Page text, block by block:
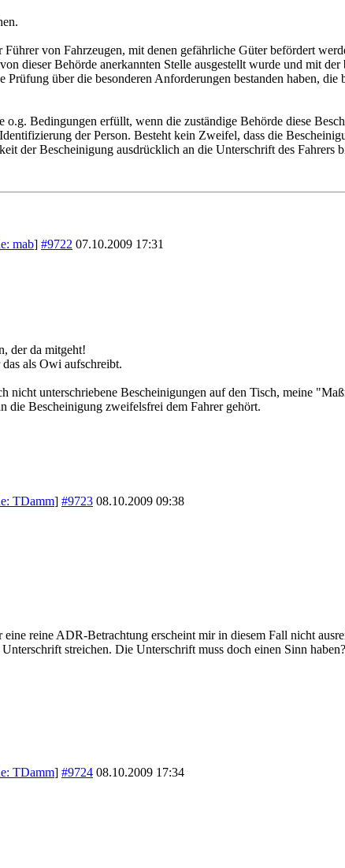
von Fahrzeugen, mit denen gefährliche Güter befördert
dieser Behörde anerkannten Stelle ausgestellt wurde und mit
Prüfung über die besonderen Anforderungen bestanden haben,
o.g. Bedingungen erfüllt, wenn die zuständige Behörde diese
der Person. Besteht kein Zweifel, dass die
der Bescheinigung ausdrücklich an die Unterschrift des Fahrers
mab] #9722 07.10.2009 17:31
der da mitgeht!
als Owi aufschreibt.
nicht unterschriebene Bescheinigungen auf den Tisch, meine
die Bescheinigung zweifelsfrei dem Fahrer gehört.
TDamm] #9723 08.10.2009 09:38
eine reine ADR-Betrachtung erscheint mir in diesem Fall nicht
streichen. Die Unterschrift muss doch einen Sinn
TDamm] #9724 08.10.2009 17:34